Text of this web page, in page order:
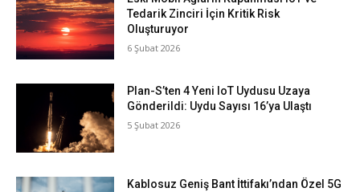
Tedarik Zinciri İçin Kritik Risk
Oluşturuyor
6 Şubat 2026
Plan-S’ten 4 Yeni IoT Uydusu Uzaya
Gönderildi: Uydu Sayısı 16’ya Ulaştı
5 Şubat 2026
Kablosuz Geniş Bant İttifakı’ndan Özel 5G